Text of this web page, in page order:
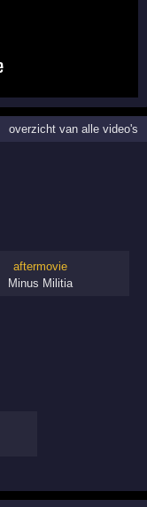
overzicht van alle video's
aftermovie
Minus Militia